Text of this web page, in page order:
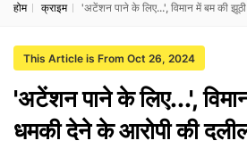
होम क्राइम 'अटेंशन पाने के लिए...', विमान में बम की
This Article is From Oct 26, 2024
'अटेंशन पाने के लिए...',
धमकी देने के आरोपी की